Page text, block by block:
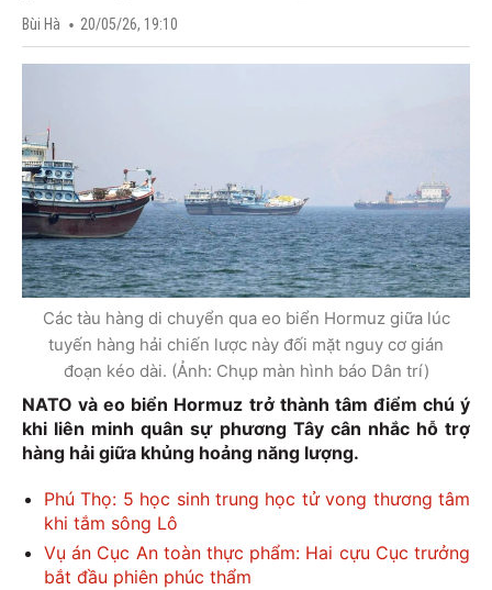
Bùi Hà 20/05/26, 19:10
Các tàu hàng di chuyển qua eo biển Hormuz giữa lúc
tuyến hàng hải chiến lược này đối mặt nguy cơ gián
đoạn kéo dài. (Ảnh: Chụp màn hình báo Dân trí)
NATO và eo biển Hormuz trở thành tâm điểm chú ý
khi liên minh quân sự phương Tây cân nhắc hỗ trợ
hàng hải giữa khủng hoảng năng lượng.
Phú Thọ: 5 học sinh trung học tử vong thương tâm
khi tắm sông Lô
Vụ án Cục An toàn thực phẩm: Hai cựu Cục trưởng
bắt đầu phiên phúc thẩm